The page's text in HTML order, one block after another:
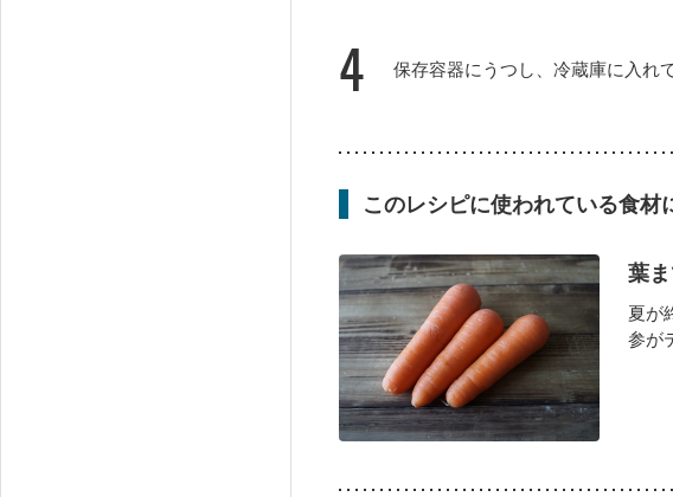
4 保存容器にうつし、冷蔵庫に入れ
このレシピに使われている食材
葉
夏が
参が